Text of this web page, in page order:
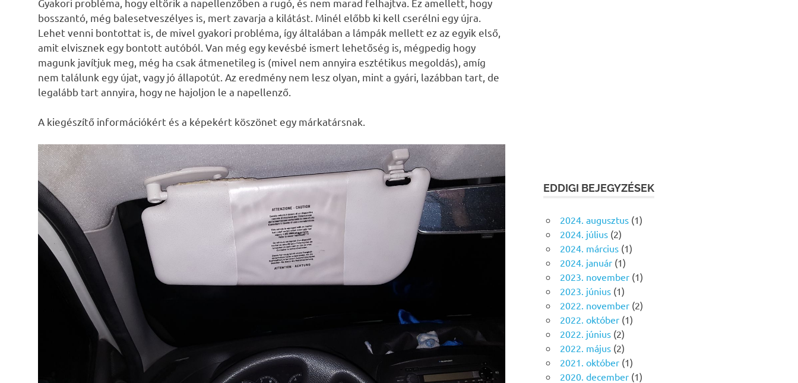
Gyakori probléma, hogy eltörik a napellenzőben a rugó, és nem marad felhajtva. Ez amellett, hogy
bosszantó, még balesetveszélyes is, mert zavarja a kilátást. Minél előbb ki kell cserélni egy újra.
Lehet venni bontottat is, de mivel gyakori probléma, így általában a lámpák mellett ez az egyik első,
amit elvisznek egy bontott autóból. Van még egy kevésbé ismert lehetőség is, mégpedig hogy
magunk javítjuk meg, még ha csak átmenetileg is (mivel nem annyira esztétikus megoldás), amíg
nem találunk egy újat, vagy jó állapotút. Az eredmény nem lesz olyan, mint a gyári, lazábban tart, de
legalább tart annyira, hogy ne hajoljon le a napellenző.
A kiegészítő információkért és a képekért köszönet egy márkatársnak.
EDDIGI BEJEGYZÉSEK
2024. augusztus (1)
2024. július (2)
2024. március (1)
2024. január (1)
2023. november (1)
2023. június (1)
2022. november (2)
2022. október (1)
2022. június (2)
2022. május (2)
2021. október (1)
2020. december (1)